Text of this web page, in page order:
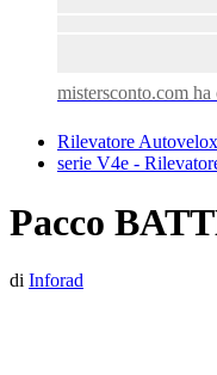
mistersconto.com
Rilevatore
serie V4e -
Pacco
di Inforad